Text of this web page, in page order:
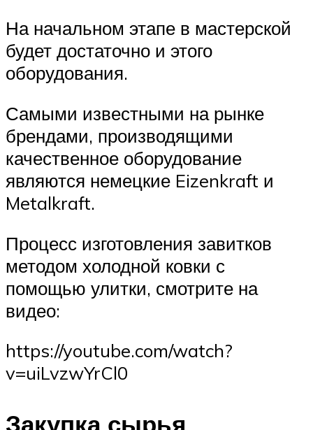
На начальном этапе в мастерской
будет достаточно и этого
оборудования.
Самыми известными на рынке
брендами, производящими
качественное оборудование
являются немецкие Eizenkraft и
Metalkraft.
Процесс изготовления завитков
методом холодной ковки с
помощью улитки, смотрите на
видео:
https://youtube.com/watch?
v=uiLvzwYrCl0